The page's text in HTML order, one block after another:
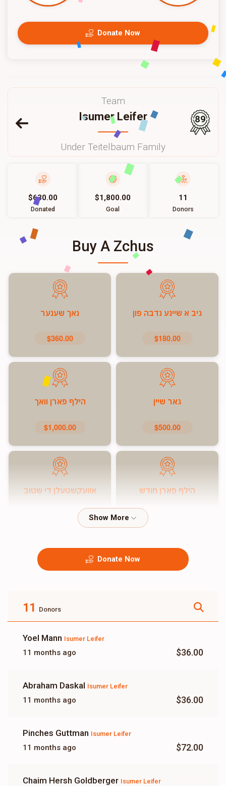
Donate Now
Team
Isumer Leifer
Under Teitelbaum Family
89
$630.00
Donated
$1,800.00
Goal
11
Donors
Buy A Zchus
גיב א שיינע נדבה פון
$180.00
נאך שענער
$360.00
גאר שיין
$500.00
הילף פארן וואך
$1,000.00
הילף פארן חודש אוועקשטעלן די שטוב
Donate Now
11 Donors
Yoel Mann Isumer Leifer
11 months ago $36.00
Abraham Daskal Isumer Leifer
11 months ago $36.00
Pinches Guttman Isumer Leifer
11 months ago $72.00
Chaim Hersh Goldberger Isumer Leifer